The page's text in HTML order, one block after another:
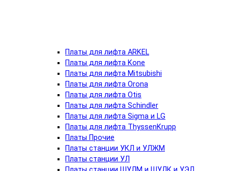
Платы для лифта ARKEL
Платы для лифта Kone
Платы для лифта Mitsubishi
Платы для лифта Orona
Платы для лифта Otis
Платы для лифта Schindler
Платы для лифта Sigma и LG
Платы для лифта ThyssenKrupp
Платы Прочие
Платы станции УКЛ и УЛЖМ
Платы станции УЛ